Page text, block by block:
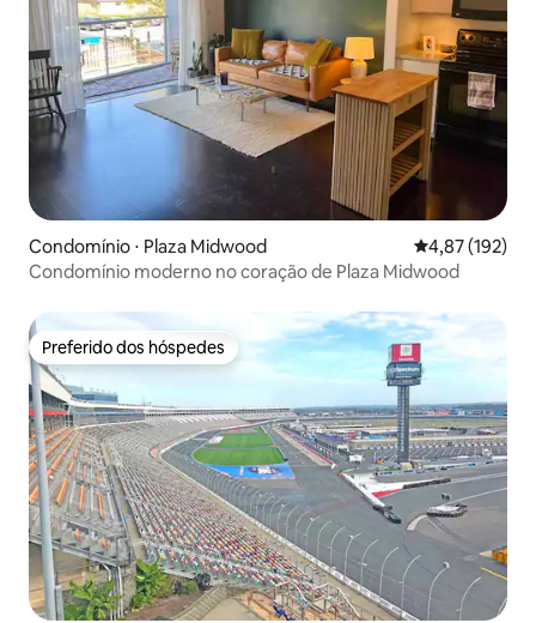
Condomínio ⋅ Plaza Midwood 4,87 de uma
4,87 (192)
Condomínio moderno no coração de Plaza Midwood
Preferido dos hóspedes
Preferido dos hóspedes